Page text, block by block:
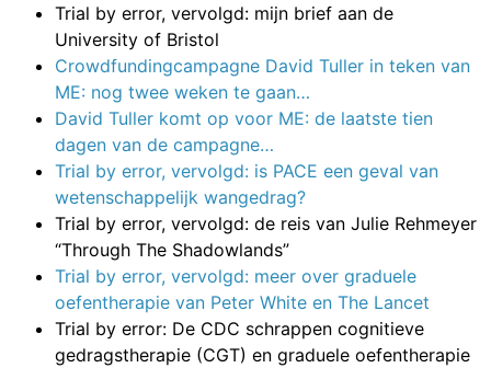
Trial by error, vervolgd: mijn brief aan de
University of Bristol
Crowdfundingcampagne David Tuller in teken van
ME: nog twee weken te gaan…
David Tuller komt op voor ME: de laatste tien
dagen van de campagne…
Trial by error, vervolgd: is PACE een geval van
wetenschappelijk wangedrag?
Trial by error, vervolgd: de reis van Julie Rehmeyer
“Through The Shadowlands”
Trial by error, vervolgd: meer over graduele
oefentherapie van Peter White en The Lancet
Trial by error: De CDC schrappen cognitieve
gedragstherapie (CGT) en graduele oefentherapie